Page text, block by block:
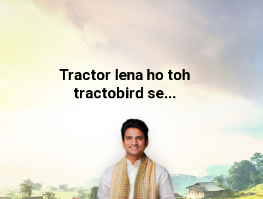
Tractor lena ho toh
tractobird se...